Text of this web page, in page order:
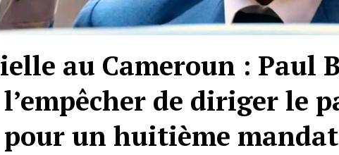
au Cameroun : Paul
de diriger le
pour un huitième